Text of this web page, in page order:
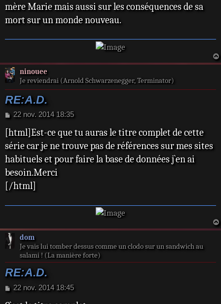
mère Marie mais aussi sur les conséquences de sa
mort sur un monde nouveau.
ninouee
Je reviendrai (Arnold Schwarzenegger, Terminator)
RE:A.D.
M
s
s
a
g
22 nov. 2014 18:35
[html]Est-ce que tu auras le titre complet de cette
série car je ne trouve pas de références sur mes sites
habituels et pour faire la base de données j`en ai
besoin.Merci
[/html]
dom
Je vais lui tomber dessus comme un clodo sur un sandwich au
salami ! (La manière forte)
RE:A.D.
M
22 nov. 2014 18:45